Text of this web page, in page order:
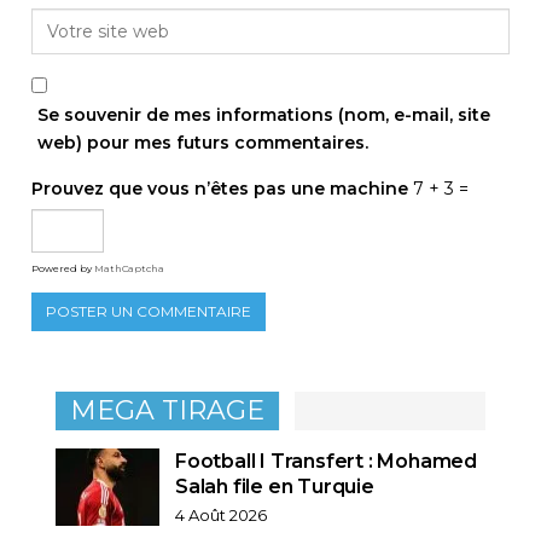
Se souvenir de mes informations (nom, e-mail, site
web) pour mes futurs commentaires.
Prouvez que vous n’êtes pas une machine 7 + 3 =
Powered by MathCaptcha
MEGA TIRAGE
Football I Transfert : Mohamed
Salah file en Turquie
4 Août 2026